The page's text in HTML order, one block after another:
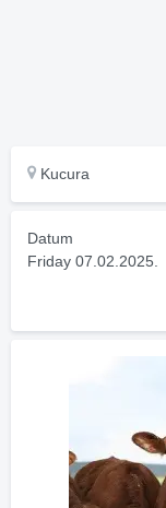
Kucura
Datum
Friday 07.02.2025.